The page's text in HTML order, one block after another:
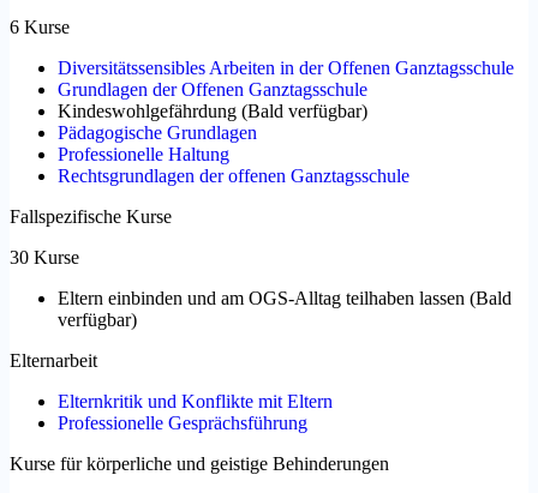
6 Kurse
Diversitätssensibles Arbeiten in der Offenen Ganztagsschule
Grundlagen der Offenen Ganztagsschule
Kindeswohlgefährdung (Bald verfügbar)
Pädagogische Grundlagen
Professionelle Haltung
Rechtsgrundlagen der offenen Ganztagsschule
Fallspezifische Kurse
30 Kurse
Eltern einbinden und am OGS-Alltag teilhaben lassen (Bald
verfügbar)
Elternarbeit
Elternkritik und Konflikte mit Eltern
Professionelle Gesprächsführung
Kurse für körperliche und geistige Behinderungen